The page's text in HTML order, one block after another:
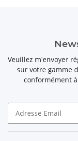
Veuillez m'envoyer
sur votre gamme
conformément